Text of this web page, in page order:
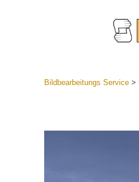
Bildbearbeitungs Service>